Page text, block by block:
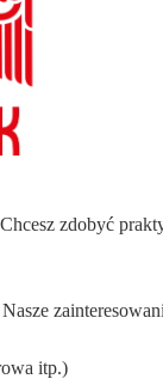
zdobyć
itp.)